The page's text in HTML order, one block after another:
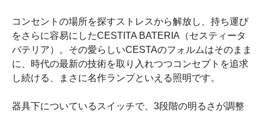
コンセントの場所を探すストレスから解放し、持ち運び
をさらに容易にしたCESTITA BATERIA（セスティータ
バテリア）。その愛らしいCESTAのフォルムはそのまま
に、時代の最新の技術を取り入れつつコンセプトを追求
し続ける、まさに名作ランプといえる照明です。
器具下についているスイッチで、3段階の明るさが調整